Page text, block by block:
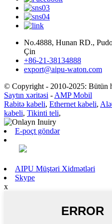
No.4888, Hunan RD.,
Çin
+86-21-38134888
export@aipu-waton.com
© Copyright - 2010-2025: Bütün
Saytın xəritəsi -AMP Mobil
Rabitə kabeli, Ethernet kabeli,
kabeli, Tikinti teli,
E-poçt göndər
AIPU Müştəri Xidmətləri
Skype
x